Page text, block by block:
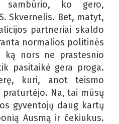
ko gero,
Skvernelis. Bet, matyt,
partneriai skaldo
normalios politinės
nors ne prastesnio
pasitaikė gera proga.
kuri, anot teismo
Na, tai mūsų
gyventojų daug kartų
Ausmą ir čekiukus.